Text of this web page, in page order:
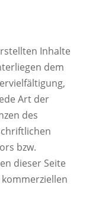
Inhalte
dem
Art der
des
bzw.
dieser Seite